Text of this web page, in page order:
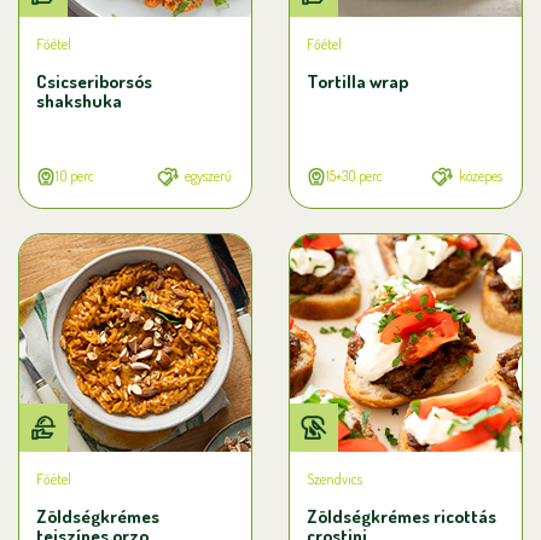
Főétel
Csicseriborsós
shakshuka
10 perc egyszerű
Főétel
Tortilla wrap
15+30 perc közepes
Főétel
Zöldségkrémes
Szendvics
Zöldségkrémes ricottás